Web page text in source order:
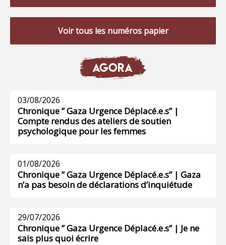
Voir tous les numéros papier
AGORA
03/08/2026
Chronique ” Gaza Urgence Déplacé.e.s” |
Compte rendus des ateliers de soutien
psychologique pour les femmes
01/08/2026
Chronique ” Gaza Urgence Déplacé.e.s” | Gaza
n’a pas besoin de déclarations d’inquiétude
29/07/2026
Chronique ” Gaza Urgence Déplacé.e.s” | Je ne
sais plus quoi écrire